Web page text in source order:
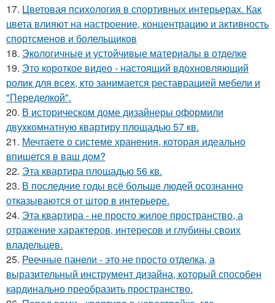
17. Цветовая психология в спортивных интерьерах. Как
цвета влияют на настроение, концентрацию и активность
спортсменов и болельщиков
18. Экологичные и устойчивые материалы в отделке
19. Это короткое видео - настоящий вдохновляющий
ролик для всех, кто занимается реставрацией мебели и
"Переделкой".
20. В историческом доме дизайнеры оформили
двухкомнатную квартиру площадью 57 кв.
21. Мечтаете о системе хранения, которая идеально
впишется в ваш дом?
22. Эта квартира площадью 56 кв.
23. В последние годы всё больше людей осознанно
отказываются от штор в интерьере.
24. Эта квартира - не просто жилое пространство, а
отражение характеров, интересов и глубины своих
владельцев.
25. Реечные панели - это не просто отделка, а
выразительный инструмент дизайна, который способен
кардинально преобразить пространство.